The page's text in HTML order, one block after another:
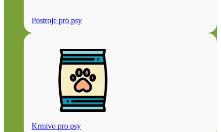
Postroje pro psy
Krmivo pro psy